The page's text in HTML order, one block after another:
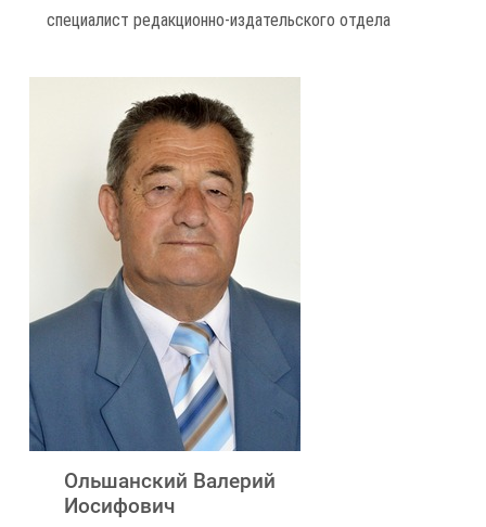
специалист редакционно-издательского отдела
Ольшанский Валерий
Иосифович